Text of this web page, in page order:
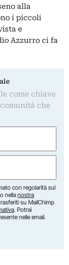
alla
i piccoli
e
Azzurro ci fa
come chiave
che
con regolarità sul
nella nostra
su MailChimp
. Potrai
nelle email.